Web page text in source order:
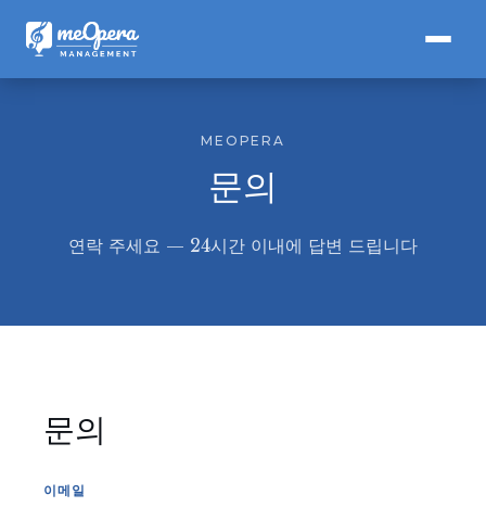
MEOPERA
문의
연락 주세요 — 24시간 이내에 답변 드립니다
문의
이메일